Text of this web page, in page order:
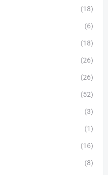
(18)
(6)
(18)
(26)
(26)
(52)
(3)
(1)
(16)
(8)